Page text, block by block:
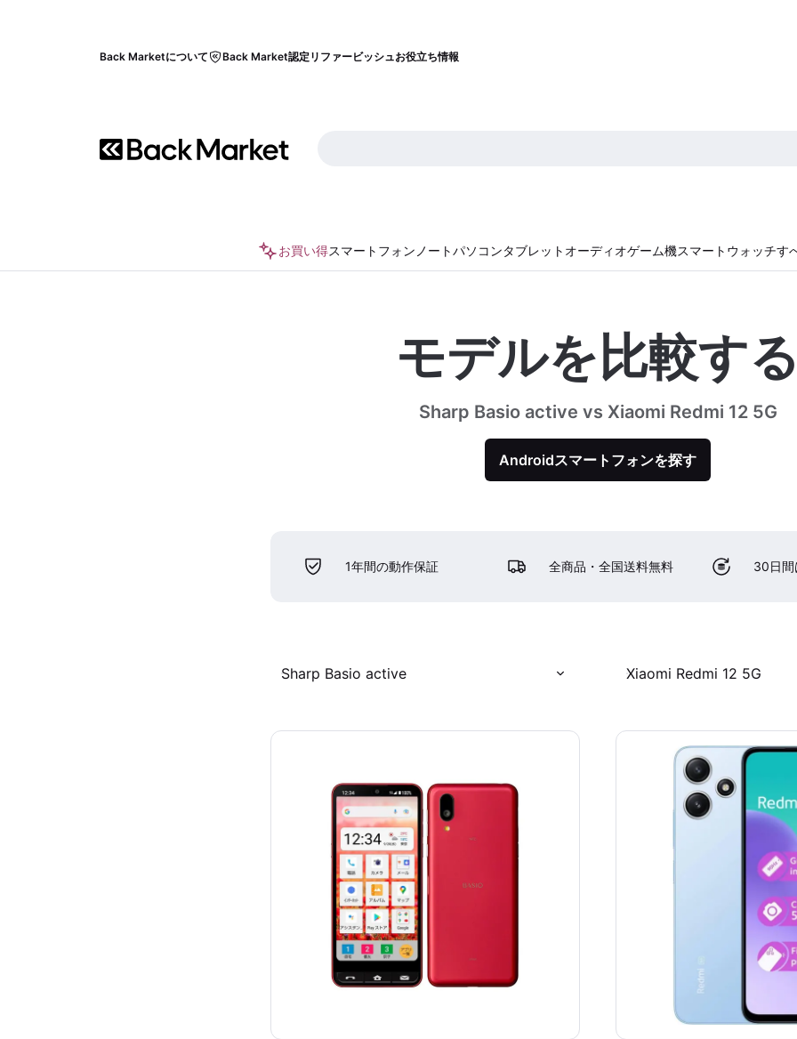
Back Marketについて Back Market認定リファービッシュお役立ち情報
お買い得スマートフォン ノートパソコンタブレット オーディオゲーム機スマートウォッチす
モデルを比較す
Sharp Basio active vs Xiaomi Redmi 12 5G
Androidスマートフォンを探す
1年間の動作保証 全商品・全国送料無料 30日間
Sharp Basio active Xiaomi Redmi 12 5G